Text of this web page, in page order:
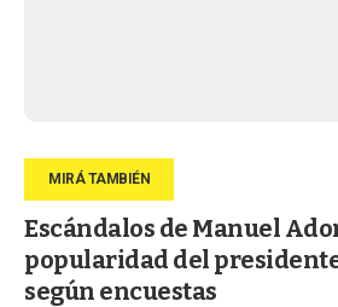
Escándalos de Manuel
popularidad del
según encuestas